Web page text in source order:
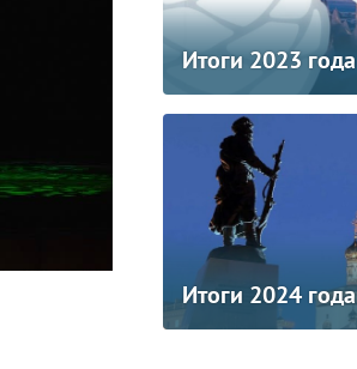
Итоги 2023 года
Итоги 2024 года